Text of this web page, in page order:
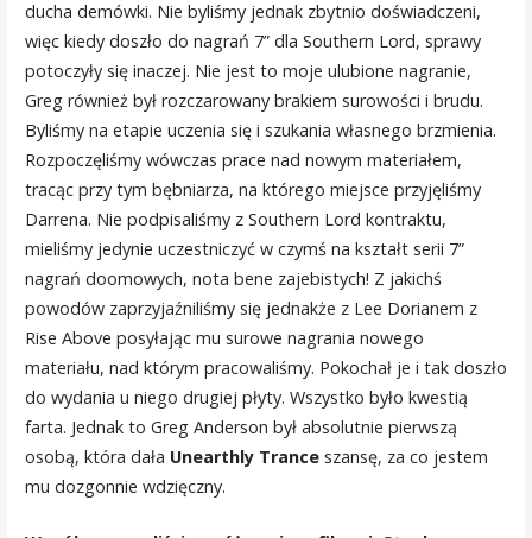
ducha demówki. Nie byliśmy jednak zbytnio doświadczeni,
więc kiedy doszło do nagrań 7” dla Southern Lord, sprawy
potoczyły się inaczej. Nie jest to moje ulubione nagranie,
Greg również był rozczarowany brakiem surowości i brudu.
Byliśmy na etapie uczenia się i szukania własnego brzmienia.
Rozpoczęliśmy wówczas prace nad nowym materiałem,
tracąc przy tym bębniarza, na którego miejsce przyjęliśmy
Darrena. Nie podpisaliśmy z Southern Lord kontraktu,
mieliśmy jedynie uczestniczyć w czymś na kształt serii 7”
nagrań doomowych, nota bene zajebistych! Z jakichś
powodów zaprzyjaźniliśmy się jednakże z Lee Dorianem z
Rise Above posyłając mu surowe nagrania nowego
materiału, nad którym pracowaliśmy. Pokochał je i tak doszło
do wydania u niego drugiej płyty. Wszystko było kwestią
farta. Jednak to Greg Anderson był absolutnie pierwszą
osobą, która dała Unearthly Tranceszansę, za co jestem
mu dozgonnie wdzięczny.